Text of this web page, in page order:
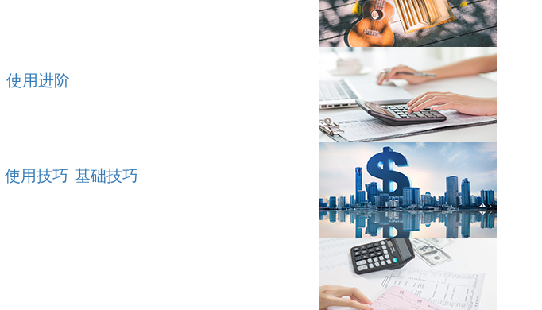
使用进阶
使用技巧 基础技巧